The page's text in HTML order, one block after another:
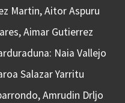
Martin, Aitor Aspuru
Aimar Gutierrez
Naia Vallejo
Salazar Yarritu
Amrudin Drljo